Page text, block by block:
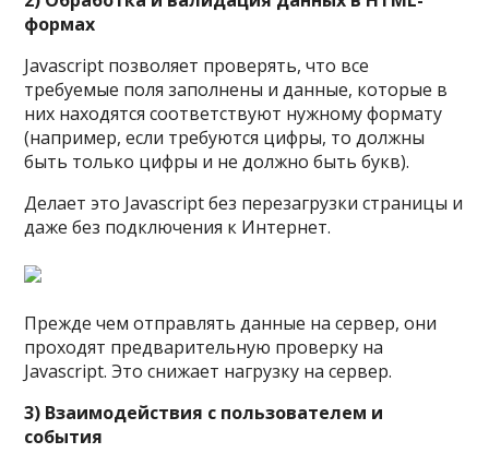
формах
Javascript позволяет проверять, что все
требуемые поля заполнены и данные, которые в
них находятся соответствуют нужному формату
(например, если требуются цифры, то должны
быть только цифры и не должно быть букв).
Делает это Javascript без перезагрузки страницы и
даже без подключения к Интернет.
Прежде чем отправлять данные на сервер, они
проходят предварительную проверку на
Javascript. Это снижает нагрузку на сервер.
3) Взаимодействия с пользователем и
события